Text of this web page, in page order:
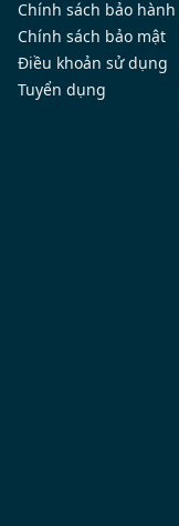
Chính sách bảo hành
Chính sách bảo mật
Điều khoản sử dụng
Tuyển dụng